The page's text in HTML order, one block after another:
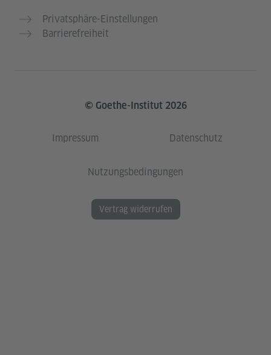
Privatsphäre-Einstellungen
Barrierefreiheit
© Goethe-Institut 2026
Impressum Datenschutz
Nutzungsbedingungen
Vertrag widerrufen